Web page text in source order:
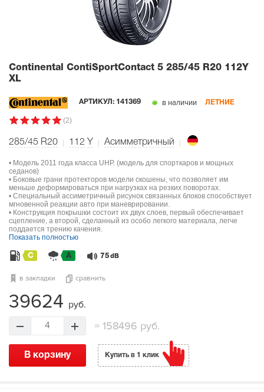
Continental ContiSportContact 5 285/45 R20 112Y
XL
АРТИКУЛ: 141369 в наличии ЛЕТНИЕ
(2)
285/45 R20 112 Y Асимметричный
• Модель 2011 года класса UHP. (модель для спорткаров и мощных
седанов)
• Боковые грани протекторов модели скошены, что позволяет им
меньше деформироваться при нагрузках на резких поворотах.
• Специальный ассиметричный рисунок связанных блоков способствует
мгновенной реакции авто при маневрировании.
• Конструкция покрышки состоит их двух слоев, первый обеспечивает
сцепление, а второй, сделанный из особо легкого материала, легче
поддается трению качения.
Показать полностью
C A 75 dB
в закладки сравнить
39624 руб.
4 = 158496 руб.
В корзину Купить в 1 клик